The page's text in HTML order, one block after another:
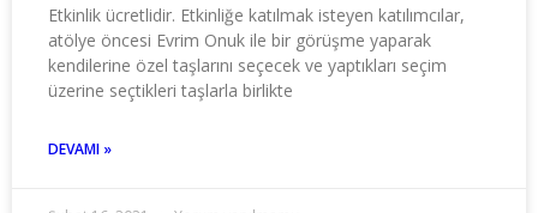
Etkinlik ücretlidir. Etkinliğe katılmak isteyen katılımcılar,
atölye öncesi Evrim Onuk ile bir görüşme yaparak
kendilerine özel taşlarını seçecek ve yaptıkları seçim
üzerine seçtikleri taşlarla birlikte
DEVAMI »